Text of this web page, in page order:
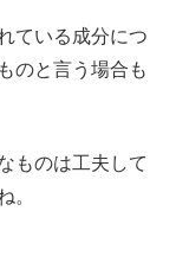
ている成分につ
のと言う場合も
ものは工夫して
。